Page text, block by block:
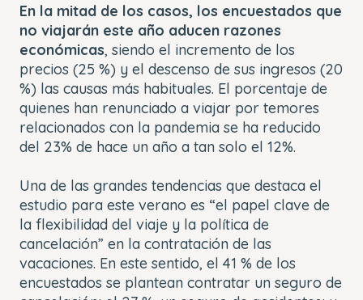
En la mitad de los casos, los encuestados que
no viajarán este año aducen razones
económicas, siendo el incremento de los
precios (25 %) y el descenso de sus ingresos (20
%) las causas más habituales. El porcentaje de
quienes han renunciado a viajar por temores
relacionados con la pandemia se ha reducido
del 23% de hace un año a tan solo el 12%.
Una de las grandes tendencias que destaca el
estudio para este verano es “el papel clave de
la flexibilidad del viaje y la política de
cancelación” en la contratación de las
vacaciones. En este sentido, el 41 % de los
encuestados se plantean contratar un seguro de